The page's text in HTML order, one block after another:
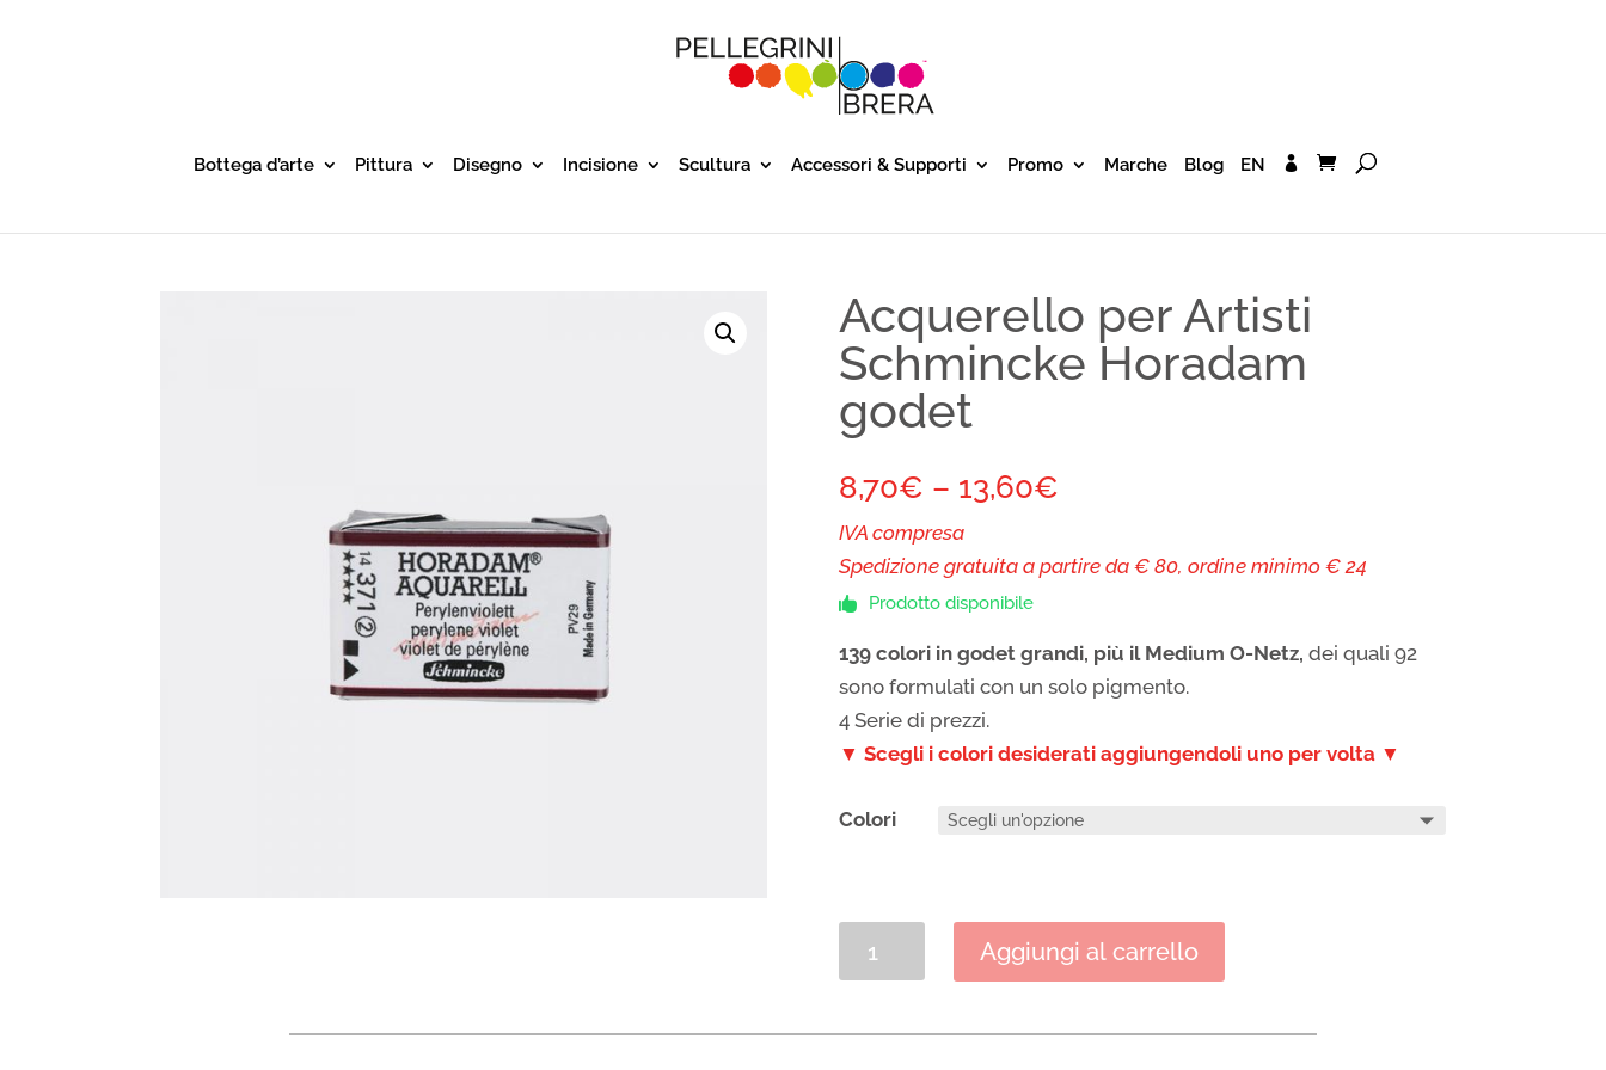
Bottega d’arte Pittura Disegno Incisione Scultura Accessori & Supporti Promo Marche Blog EN
Acquerello per Artisti
Schmincke Horadam
godet
8,70€ – 13,60€
IVA compresa
Spedizione gratuita a partire da € 80, ordine minimo € 24
 Prodotto disponibile
139 colori in godet grandi, più il Medium O-Netz, dei quali 92
sono formulati con un solo pigmento.
4 Serie di prezzi.
▼ Scegli i colori desiderati aggiungendoli uno per volta ▼
Colori
Schmincke
Aggiungi al carrello